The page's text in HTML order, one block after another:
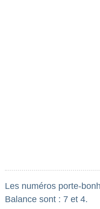
Les numéros porte-
Balance sont : 7 et 4.